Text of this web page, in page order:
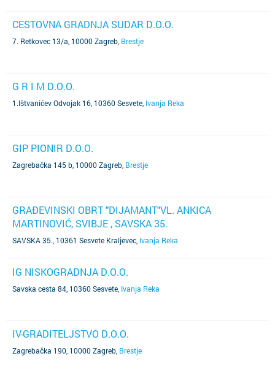
CESTOVNA GRADNJA SUDAR D.O.O.
7. Retkovec 13/a, 10000 Zagreb, Brestje
G R I M D.O.O.
1.Ištvanićev Odvojak 16, 10360 Sesvete, Ivanja Reka
GIP PIONIR D.O.O.
Zagrebačka 145 b, 10000 Zagreb, Brestje
GRAĐEVINSKI OBRT "DIJAMANT"VL. ANKICA
MARTINOVIĆ, SVIBJE , SAVSKA 35.
SAVSKA 35., 10361 Sesvete Kraljevec, Ivanja Reka
IG NISKOGRADNJA D.O.O.
Savska cesta 84, 10360 Sesvete, Ivanja Reka
IV-GRADITELJSTVO D.O.O.
Zagrebačka 190, 10000 Zagreb, Brestje